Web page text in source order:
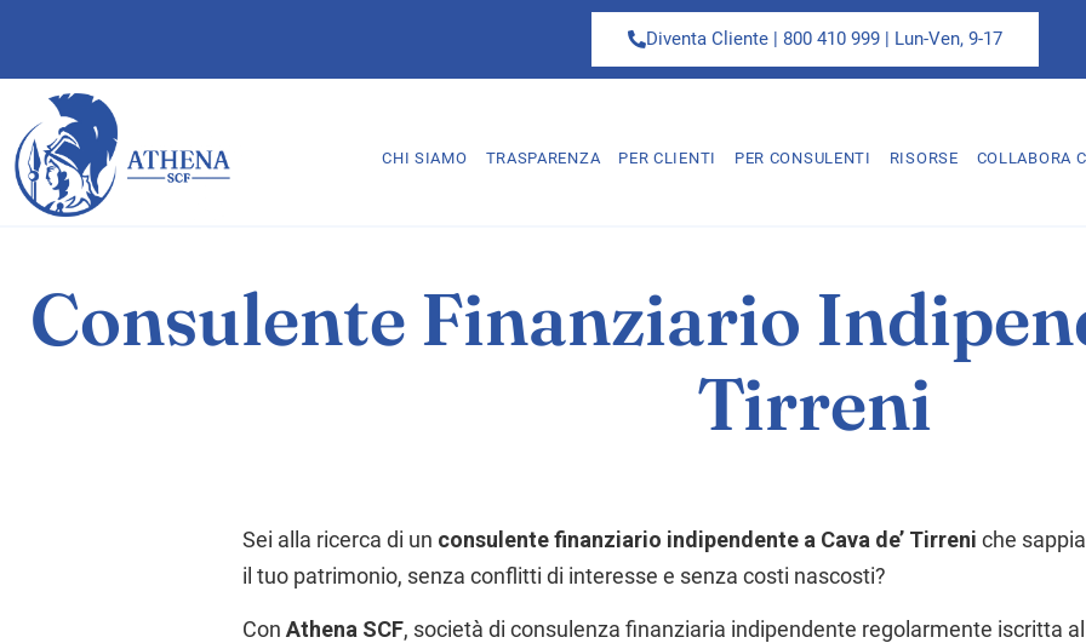
Diventa Cliente | 800 410 999 | Lun-Ven, 9-17
CHI SIAMO TRASPARENZA PER CLIENTI PER CONSULENTI RISORSE COLLABORA
Consulente Finanziario
Tirreni
Sei alla ricerca di un consulente finanziario indipendente a Cava de’ Tirreni che
il tuo patrimonio, senza conflitti di interesse e senza costi nascosti?
Con Athena SCF, società di consulenza finanziaria indipendente regolarmente iscritta